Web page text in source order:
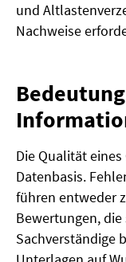
und
Nachweise
Die Qualität
Datenbasis.
führen entweder
Bewertungen,
Sachverständige